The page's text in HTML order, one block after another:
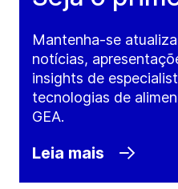
Mantenha-se
notícias,
insights de
tecnologias de
GEA.
Leia mais